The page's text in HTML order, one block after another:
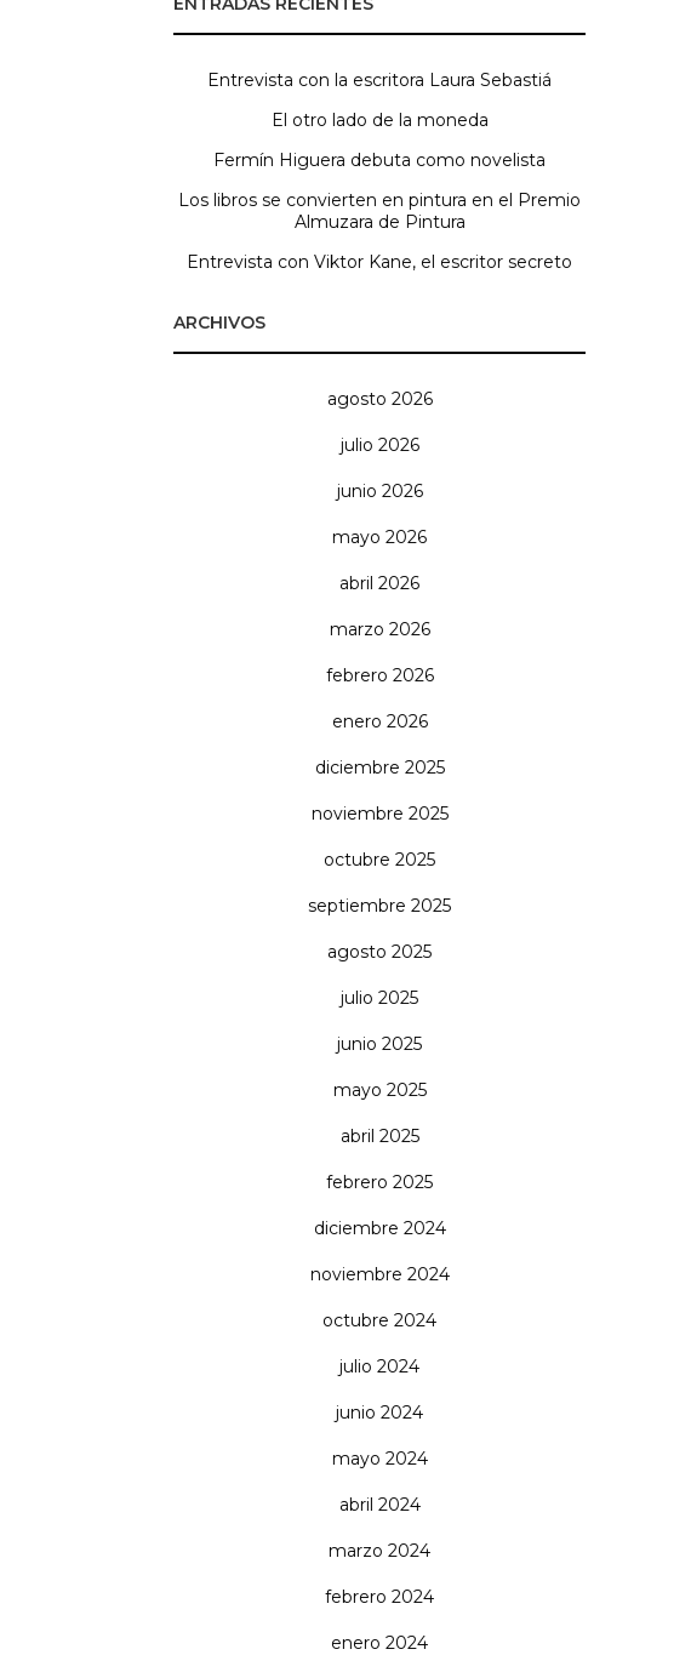
Entrevista con la escritora Laura Sebastiá
El otro lado de la moneda
Fermín Higuera debuta como novelista
Los libros se convierten en pintura en el Premio
Almuzara de Pintura
Entrevista con Viktor Kane, el escritor secreto
ARCHIVOS
agosto 2026
julio 2026
junio 2026
mayo 2026
abril 2026
marzo 2026
febrero 2026
enero 2026
diciembre 2025
noviembre 2025
octubre 2025
septiembre 2025
agosto 2025
julio 2025
junio 2025
mayo 2025
abril 2025
febrero 2025
diciembre 2024
noviembre 2024
octubre 2024
julio 2024
junio 2024
mayo 2024
abril 2024
marzo 2024
febrero 2024
enero 2024